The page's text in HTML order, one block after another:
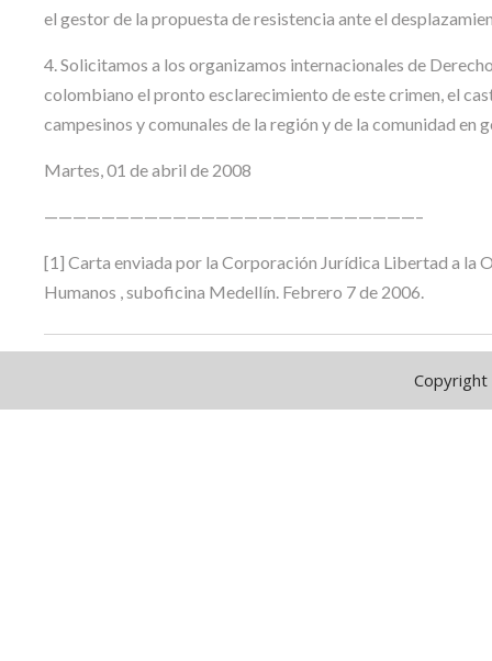
el gestor de la propuesta de resistencia ante el
4. Solicitamos a los organizamos internacionales de
colombiano el pronto esclarecimiento de este crimen, el
campesinos y comunales de la región y de la comunidad en
Martes, 01 de abril de 2008
——————————————————————————–
[1] Carta enviada por la Corporación Jurídica Libertad a la
Humanos , suboficina Medellín. Febrero 7 de 2006.
Copyright